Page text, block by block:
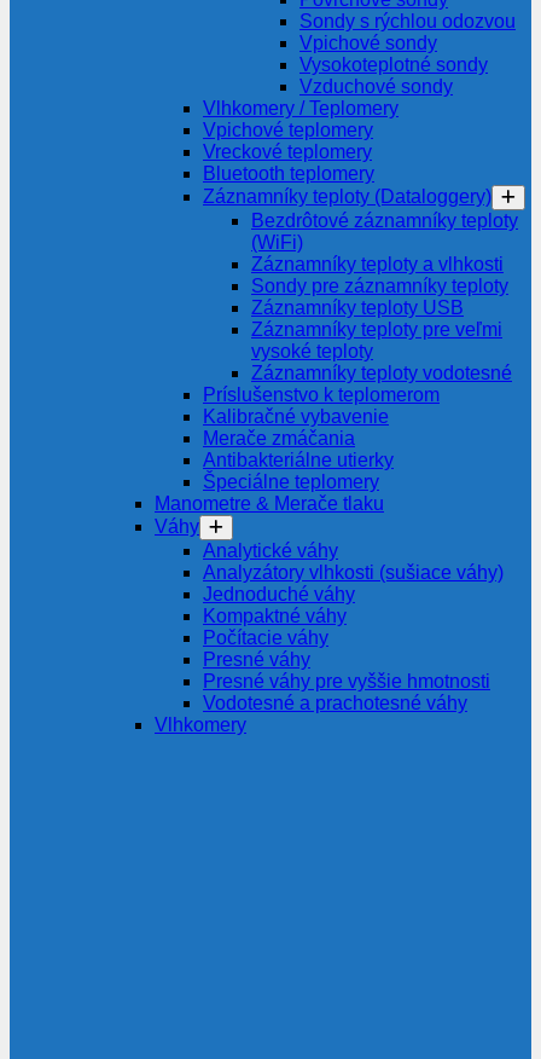
Sondy s rýchlou odozvou
Vpichové sondy
Vysokoteplotné sondy
Vzduchové sondy
Vlhkomery / Teplomery
Vpichové teplomery
Vreckové teplomery
Bluetooth teplomery
Záznamníky teploty (Dataloggery)
Bezdrôtové záznamníky teploty
(WiFi)
Záznamníky teploty a vlhkosti
Sondy pre záznamníky teploty
Záznamníky teploty USB
Záznamníky teploty pre veľmi
vysoké teploty
Záznamníky teploty vodotesné
Príslušenstvo k teplomerom
Kalibračné vybavenie
Merače zmáčania
Antibakteriálne utierky
Špeciálne teplomery
Manometre & Merače tlaku
Váhy
Analytické váhy
Analyzátory vlhkosti (sušiace váhy)
Jednoduché váhy
Kompaktné váhy
Počítacie váhy
Presné váhy
Presné váhy pre vyššie hmotnosti
Vodotesné a prachotesné váhy
Vlhkomery